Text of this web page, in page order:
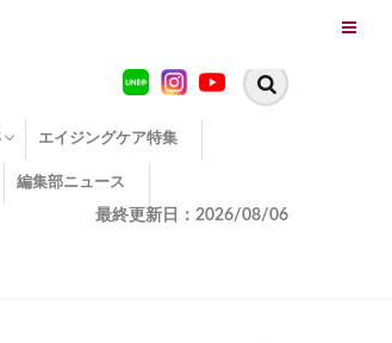
グケア TOPICS
ンサプリの効果
グケアクイズ
エイジングケア
イジングケア
ンチエイジング
入
グケア3つのポイント
グケアセミナー
グケアトピックス
るエイジングケア
エイジングケア特集
編集部ニュース
最終更新日：2026/08/06